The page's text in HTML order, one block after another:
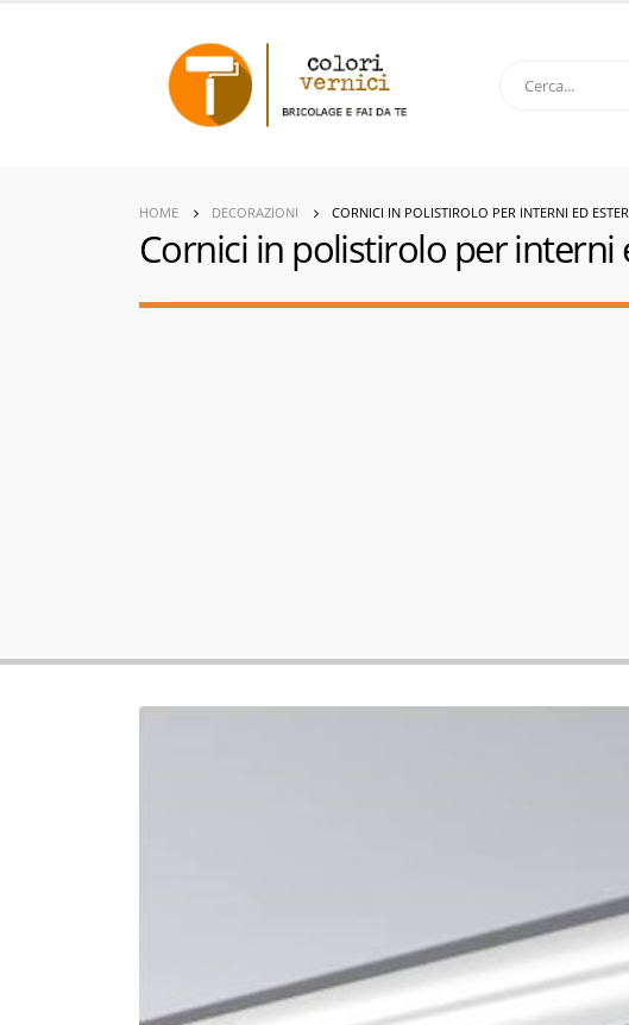
HOME DECORAZIONI CORNICI IN POLISTIROLO PER INTERNI ED
Cornici in polistirolo per interni